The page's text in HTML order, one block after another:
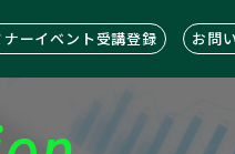
ナーイベント受講登録 お問